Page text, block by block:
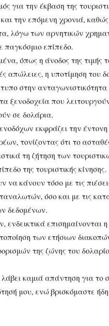
για την έκβαση της
την επόμενη χρονιά,
λόγω των αρνητικών
παγκόσμιο επίπεδο.
όπως η άνοδος της τιμής
απώλειες, η υποτίμηση του
στην
ξενοδοχεία που
σε δολάρια.
εκφράζει την
τονίζοντας ότι το
τη ζήτηση των
της τουριστικής κίνησης.
να κάνουν τόσο με τις
όσο και με τις
δεδομένων.
επισημαίνονται
των ετήσιων
της ζώνης του
καμιά απάντηση για το
μου, ενώ βρισκόμαστε